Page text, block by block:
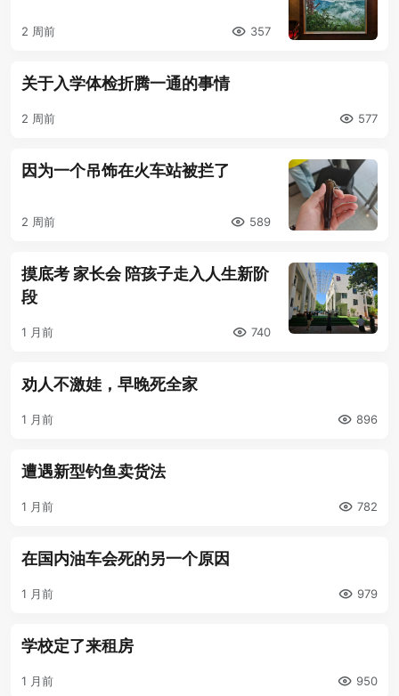
2 周前 357
关于入学体检折腾一通的事情
2 周前 577
因为一个吊饰在火车站被拦了
2 周前 589
摸底考 家长会 陪孩子走入人生新阶
段
1 月前 740
劝人不激娃，早晚死全家
1 月前 896
遭遇新型钓鱼卖货法
1 月前 782
在国内油车会死的另一个原因
1 月前 979
学校定了来租房
1 月前 950